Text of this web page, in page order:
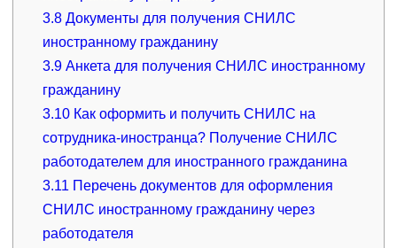
3.8 Документы для получения СНИЛС
иностранному гражданину
3.9 Анкета для получения СНИЛС иностранному
гражданину
3.10 Как оформить и получить СНИЛС на
сотрудника-иностранца? Получение СНИЛС
работодателем для иностранного гражданина
3.11 Перечень документов для оформления
СНИЛС иностранному гражданину через
работодателя